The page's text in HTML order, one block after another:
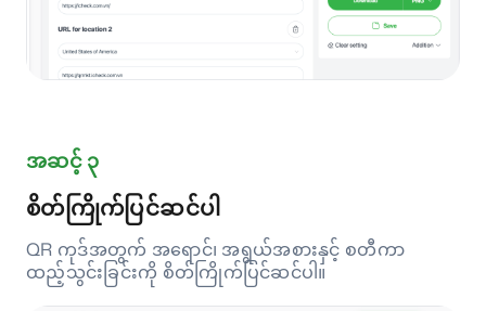
အဆင့် ၃
စိတ်ကြိုက်ပြင်ဆင်ပါ
QR ကုဒ်အတွက် အရောင်၊ အရွယ်အစားနှင့် စတီကာ
ထည့်သွင်းခြင်းကို စိတ်ကြိုက်ပြင်ဆင်ပါ။